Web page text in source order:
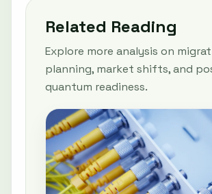
Related Reading
Explore more analysis on
planning, market shifts, and
quantum readiness.